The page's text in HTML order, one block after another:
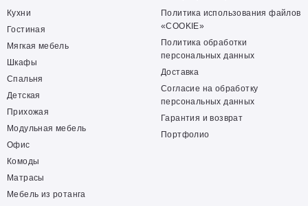
Кухни
Гостиная
Мягкая мебель
Шкафы
Спальня
Детская
Прихожая
Модульная мебель
Офис
Комоды
Матрасы
Мебель из ротанга
Политика использования файлов
«COOKIE»
Политика обработки
персональных данных
Доставка
Согласие на обработку
персональных данных
Гарантия и возврат
Портфолио